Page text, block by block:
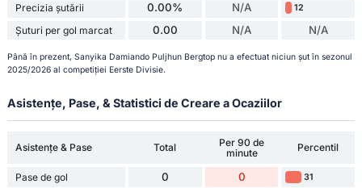
Precizia șutării 0.00% N/A 12
Șuturi per gol marcat 0.00 N/A N/A
Până în prezent, Sanyika Damiando Puljhun Bergtop nu a efectuat niciun șut în sezonul
2025/2026 al competiției Eerste Divisie.
Asistențe, Pase, & Statistici de Creare a Ocaziilor
Asistențe & Pase Total
Per 90 de
minute
Percentil
Pase de gol 0 0 31